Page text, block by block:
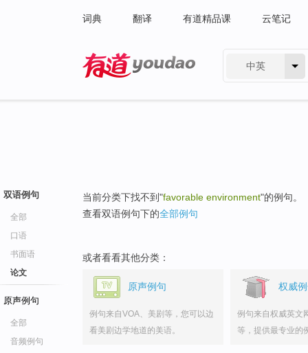
词典 翻译 有道精品课 云笔记
中英
双语例句
全部
口语
书面语
论文
原声例句
全部
音频例句
当前分类下找不到"favorable environment"的例句。
查看双语例句下的全部例句
或者看看其他分类：
原声例句
例句来自VOA、美剧等，您可以边
看美剧边学地道的美语。
权威
例句来自权威英文
等，提供最专业的